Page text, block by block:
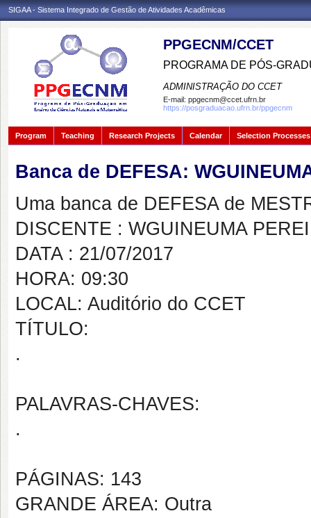
SIGAA - Sistema Integrado de Gestão de Atividades Acadêmicas
PPGECNM/CCET
PROGRAMA DE PÓS-
ADMINISTRAÇÃO DO CCET
E-mail: ppgecnm@ccet.ufrn.br
https://posgraduacao.ufrn.br/ppgecnm
Program Teaching Research Projects Calendar Selection Processes
Banca de DEFESA:
Uma banca de DEFESA de
DISCENTE : WGUINEUMA
DATA : 21/07/2017
HORA: 09:30
LOCAL: Auditório do CCET
TÍTULO:
.
PALAVRAS-CHAVES:
.
PÁGINAS: 143
GRANDE ÁREA: Outra